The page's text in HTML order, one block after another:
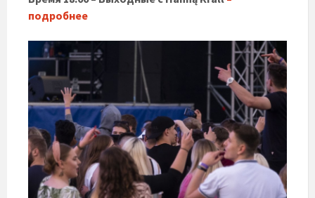
подробнее